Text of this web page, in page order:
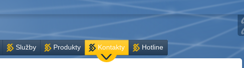
Služby Produkty Kontakty Hotline